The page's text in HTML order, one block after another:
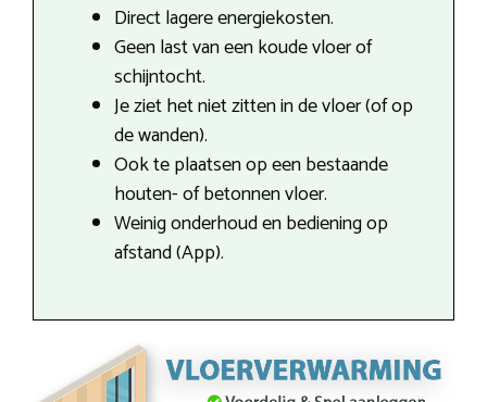
Direct lagere energiekosten.
Geen last van een koude vloer of
schijntocht.
Je ziet het niet zitten in de vloer (of op
de wanden).
Ook te plaatsen op een bestaande
houten- of betonnen vloer.
Weinig onderhoud en bediening op
afstand (App).